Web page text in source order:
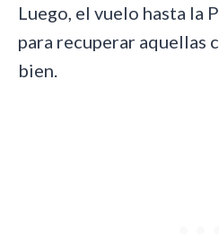
Luego, el vuelo hasta la
para recuperar aquellas
bien.